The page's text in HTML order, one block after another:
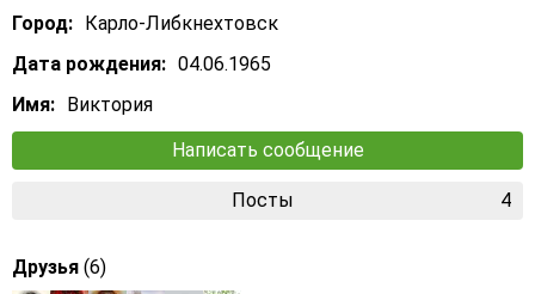
Город: Карло-Либкнехтовск
Дата рождения: 04.06.1965
Имя: Виктория
Написать сообщение
Посты 4
Друзья (6)